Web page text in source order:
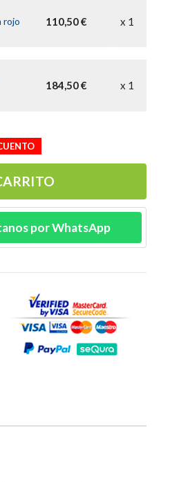
rojo 110,50 € x 1
184,50 € x 1
por WhatsApp